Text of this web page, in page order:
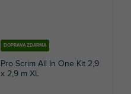
DOPRAVA ZDARMA
Pro Scrim All In One Kit 2,9
x 2,9 m XL